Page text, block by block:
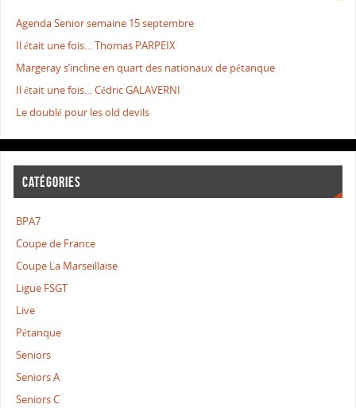
Agenda Senior semaine 15 septembre
Il était une fois… Thomas PARPEIX
Margeray s’incline en quart des nationaux de pétanque
Il était une fois… Cédric GALAVERNI
Le doublé pour les old devils
CATÉGORIES
BPA7
Coupe de France
Coupe La Marseillaise
Ligue FSGT
Live
Pétanque
Seniors
Seniors A
Seniors C